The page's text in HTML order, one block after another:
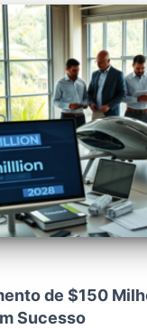
de $150
Sucesso